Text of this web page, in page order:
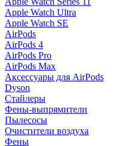
Apple Watch Ultra
Apple Watch SE
AirPods
AirPods 4
AirPods Pro
AirPods Max
Аксессуары для AirPods
Dyson
Стайлеры
Фены-выпрямители
Пылесосы
Очистители воздуха
Фены